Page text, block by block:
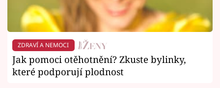
ZDRAVÍ A NEMOCI
Jak pomoci otěhotnění? Zkuste bylinky,
které podporují plodnost